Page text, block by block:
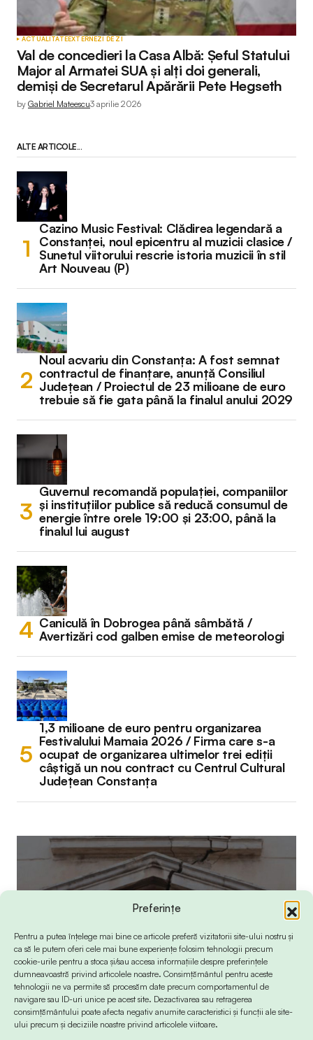
Preferințe
Pentru a putea înțelege mai bine ce articole preferă vizitatorii site-ului nostru și
ca să le putem oferi cele mai bune experiențe folosim tehnologii precum
cookie-urile pentru a stoca și/sau accesa informațiile despre preferințele
dumneavoastră privind articolele noastre. Consimțământul pentru aceste
tehnologii ne va permite să procesăm date precum comportamentul de
navigare sau ID-uri unice pe acest site. Dezactivarea sau retragerea
consimțământului poate afecta negativ anumite caracteristici și funcții ale site-
ului precum și deciziile noastre privind articolele viitoare.
ACTUALITATEEXTERNEZI DE ZI
Val de concedieri la Casa Albă: Șeful Statului
Major al Armatei SUA și alți doi generali,
demiși de Secretarul Apărării Pete Hegseth
by Gabriel Mateescu3 aprilie 2026
ALTE ARTICOLE...
Cazino Music Festival: Clădirea legendară a
Constanței, noul epicentru al muzicii clasice /
Sunetul viitorului rescrie istoria muzicii în stil
Art Nouveau (P)
Noul acvariu din Constanța: A fost semnat
contractul de finanțare, anunță Consiliul
Județean / Proiectul de 23 milioane de euro
trebuie să fie gata până la finalul anului 2029
Guvernul recomandă populației, companiilor
și instituțiilor publice să reducă consumul de
energie între orele 19:00 și 23:00, până la
finalul lui august
Caniculă în Dobrogea până sâmbătă /
Avertizări cod galben emise de meteorologi
1,3 milioane de euro pentru organizarea
Festivalului Mamaia 2026 / Firma care s-a
ocupat de organizarea ultimelor trei ediții
câștigă un nou contract cu Centrul Cultural
Județean Constanța